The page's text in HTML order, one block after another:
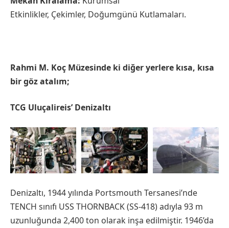
Etkinlikler, Çekimler, Doğumgünü Kutlamaları.
Rahmi M. Koç Müzesinde ki diğer yerlere kısa, kısa
bir göz atalım;
TCG Uluçalireis’ Denizaltı
Denizaltı, 1944 yılında Portsmouth Tersanesi’nde
TENCH sınıfı USS THORNBACK (SS-418) adıyla 93 m
uzunluğunda 2,400 ton olarak inşa edilmiştir. 1946’da